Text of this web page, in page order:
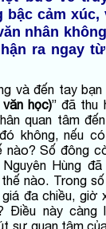
cảm xúc,
nhân
ra ngay
và đến tay
học)” đã thu
quan tâm
không, nếu
nào? Số đông
Hùng
nào. Trong
đa chiều, giờ
Điều này
sự quan tâm